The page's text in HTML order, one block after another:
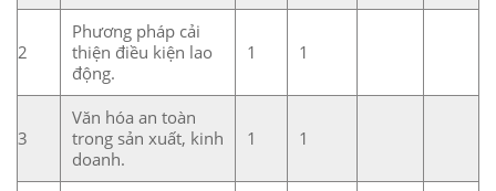
2
Phương pháp cải
thiện điều kiện lao
động.
1 1
3
Văn hóa an toàn
trong sản xuất, kinh
doanh.
1 1